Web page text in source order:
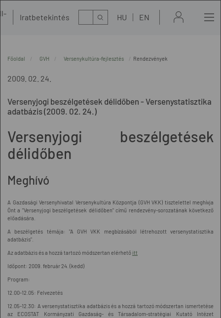
Iratbetekintés Kereső HU EN
Főoldal GVH Versenykultúra-fejlesztés Rendezvények
2009. 02. 24.
Versenyjogi beszélgetések délidőben - Versenystatisztika
adatbázis (2009. 02. 24.)
Versenyjogi beszélgetések
délidőben
Meghívó
A Gazdasági Versenyhivatal Versenykultúra Központja (GVH VKK) tisztelettel meghívja
Önt a "Versenyjogi beszélgetések délidőben" című rendezvény-sorozatának következő
előadására.
A beszélgetés témája: "A GVH VKK megbízásából létrehozott versenystatisztika
adatbázis".
Az adatbázis és a hozzá tartozó módszertan elérhető itt
Időpont: 2009. február 24. (kedd)
Program:
12.00-12.05: Felvezetés
12.05-12.30: A versenystatisztika adatbázis és a hozzá tartozó módszertan ismertetése
az ECOSTAT Kormányzati Gazdaság- és Társadalom-stratégiai Kutató Intézet